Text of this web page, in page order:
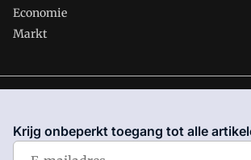
Economie
Markt
waar VMN media voor staat. Op gebruik van
volgende regelingen van toepassing:
Krijg onbeperkt toegang tot alle